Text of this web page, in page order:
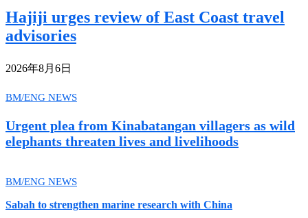
Hajiji urges review of East Coast travel
advisories
2026年8月6日
BM/ENG NEWS
Urgent plea from Kinabatangan villagers as wild
elephants threaten lives and livelihoods
BM/ENG NEWS
Sabah to strengthen marine research with China